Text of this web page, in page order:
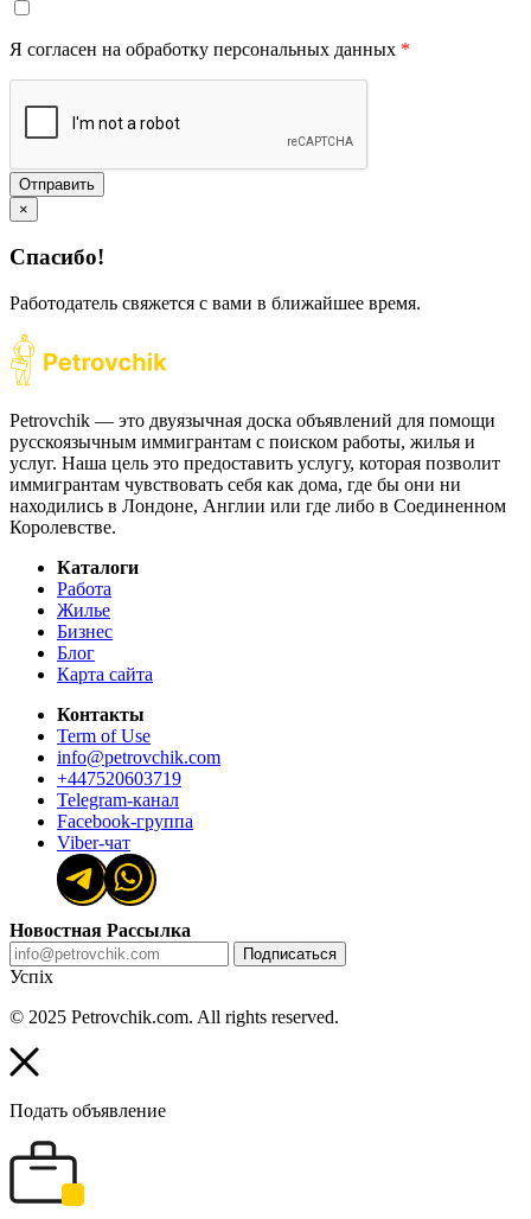
Я согласен на обработку персональных данных *
Отправить
×
Спасибо!
Работодатель свяжется с вами в ближайшее время.
Petrovchik — это двуязычная доска объявлений для помощи
русскоязычным иммигрантам с поиском работы, жилья и
услуг. Наша цель это предоставить услугу, которая позволит
иммигрантам чувствовать себя как дома, где бы они ни
находились в Лондоне, Англии или где либо в Соединенном
Королевстве.
Каталоги
Работа
Жилье
Бизнес
Блог
Карта сайта
Контакты
Term of Use
info@petrovchik.com
+447520603719
Telegram-канал
Facebook-группа
Viber-чат
Новостная Рассылка
Подписаться
Успіх
© 2025 Petrovchik.com. All rights reserved.
Подать объявление